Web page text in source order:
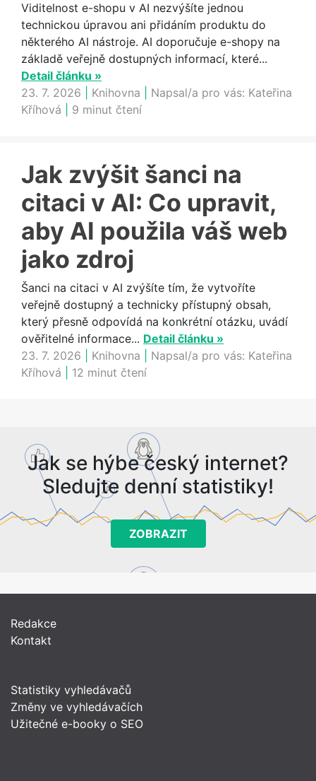
Viditelnost e-shopu v AI nezvýšíte jednou
technickou úpravou ani přidáním produktu do
některého AI nástroje. AI doporučuje e-shopy na
základě veřejně dostupných informací, které...
Detail článku »
23. 7. 2026
Knihovna Napsal/a pro vás: Kateřina
Kříhová
9 minut čtení
Jak zvýšit šanci na
citaci v AI: Co upravit,
aby AI použila váš web
jako zdroj
Šanci na citaci v AI zvýšíte tím, že vytvoříte
veřejně dostupný a technicky přístupný obsah,
který přesně odpovídá na konkrétní otázku, uvádí
ověřitelné informace... Detail článku »
23. 7. 2026
Knihovna Napsal/a pro vás: Kateřina
Kříhová
12 minut čtení
Jak se hýbe český internet?
Sledujte denní statistiky!
ZOBRAZIT
Redakce
Kontakt
Statistiky vyhledávačů
Změny ve vyhledávačích
Užitečné e-booky o SEO